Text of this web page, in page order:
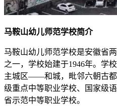
马鞍山幼儿师范学校简介
马鞍山幼儿师范学校是安徽省
之一，学校始建于1946年。学
主城区——和城，毗邻六朝古
级重点中等职业学校、国家级
省示范中等职业学校。